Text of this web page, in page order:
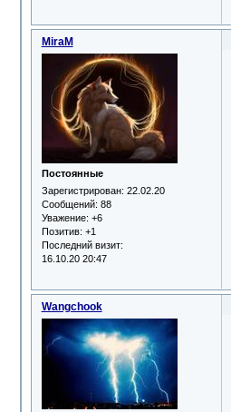
MiraM
Постоянные
Зарегистрирован: 22.02.20
Сообщений: 88
Уважение: +6
Позитив: +1
Последний визит:
16.10.20 20:47
Wangchook